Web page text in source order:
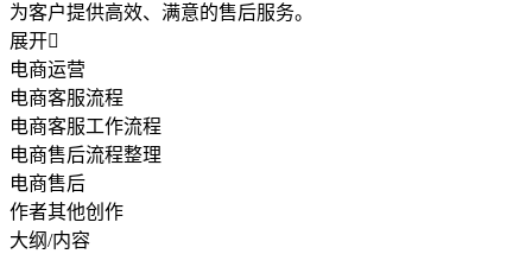
为客户提供高效、满意的售后服务。
展开
电商运营
电商客服流程
电商客服工作流程
电商售后流程整理
电商售后
作者其他创作
大纲/内容